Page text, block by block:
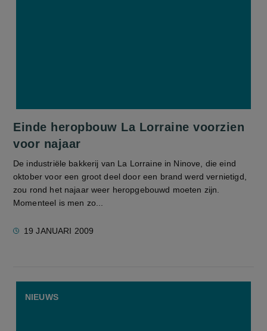
Einde heropbouw La Lorraine voorzien
voor najaar
De industriële bakkerij van La Lorraine in Ninove, die eind
oktober voor een groot deel door een brand werd vernietigd,
zou rond het najaar weer heropgebouwd moeten zijn.
Momenteel is men zo...
19 JANUARI 2009
NIEUWS